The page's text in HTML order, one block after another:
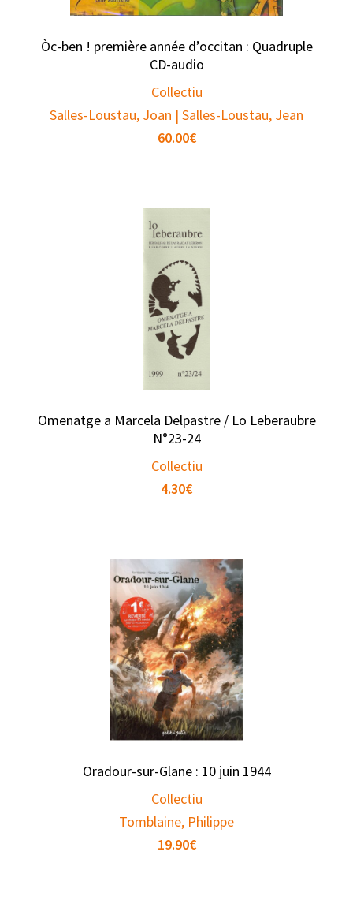
Òc-ben ! première année d’occitan : Quadruple
CD-audio
Collectiu
Salles-Loustau, Joan | Salles-Loustau, Jean
60.00€
Omenatge a Marcela Delpastre / Lo Leberaubre
N°23-24
Collectiu
4.30€
Oradour-sur-Glane : 10 juin 1944
Collectiu
Tomblaine, Philippe
19.90€